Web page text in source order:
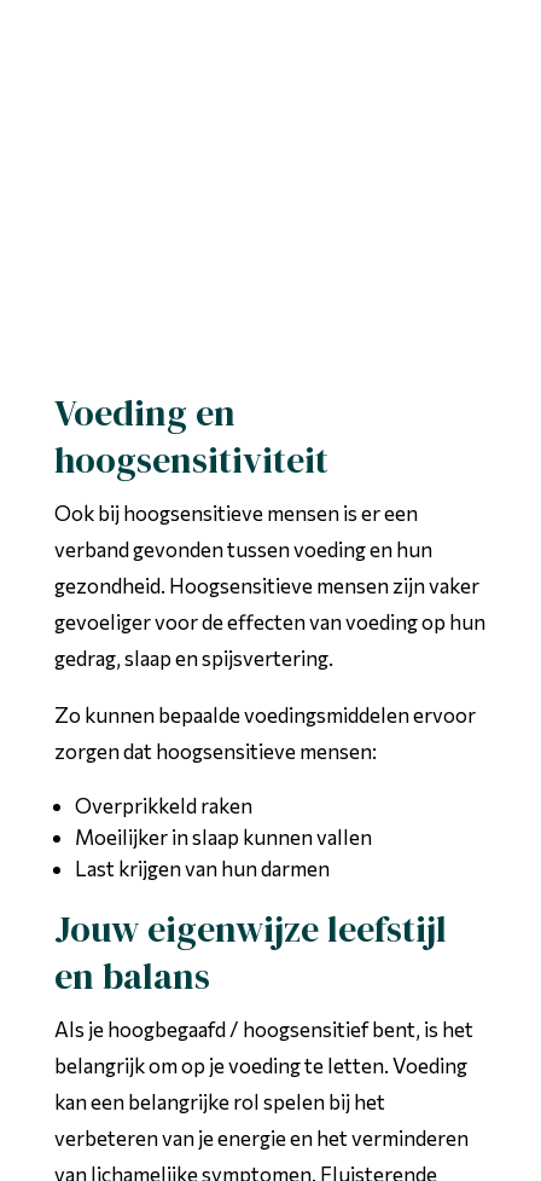
Voeding en
hoogsensitiviteit
Ook bij hoogsensitieve mensen is er een
verband gevonden tussen voeding en hun
gezondheid. Hoogsensitieve mensen zijn vaker
gevoeliger voor de effecten van voeding op hun
gedrag, slaap en spijsvertering.
Zo kunnen bepaalde voedingsmiddelen ervoor
zorgen dat hoogsensitieve mensen:
Overprikkeld raken
Moeilijker in slaap kunnen vallen
Last krijgen van hun darmen
Jouw eigenwijze leefstijl
en balans
Als je hoogbegaafd / hoogsensitief bent, is het
belangrijk om op je voeding te letten. Voeding
kan een belangrijke rol spelen bij het
verbeteren van je energie en het verminderen
van lichamelijke symptomen. Fluisterende